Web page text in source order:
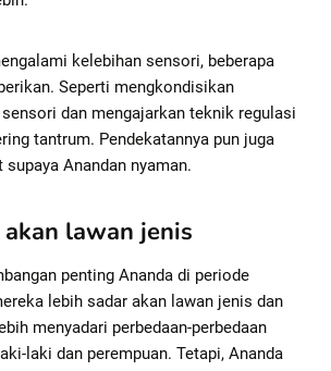
kelebihan sensori, beberapa
Seperti mengkondisikan
sensori dan mengajarkan teknik regulasi
tantrum. Pendekatannya pun juga
Anandan nyaman.
lawan jenis
penting Ananda di periode
lebih sadar akan lawan jenis dan
menyadari perbedaan-perbedaan
laki dan perempuan. Tetapi, Ananda